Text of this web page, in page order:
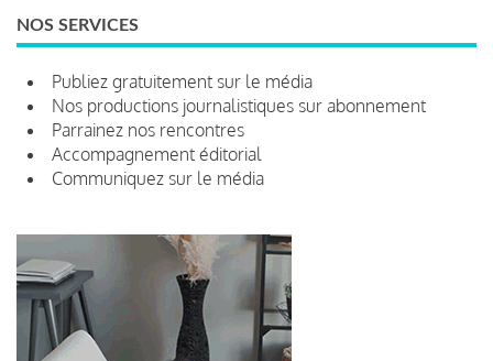
NOS SERVICES
Publiez gratuitement sur le média
Nos productions journalistiques sur abonnement
Parrainez nos rencontres
Accompagnement éditorial
Communiquez sur le média